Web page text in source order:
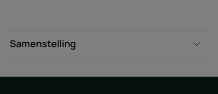
De smeltende textuur ontwart het haar perfect.
Samenstelling